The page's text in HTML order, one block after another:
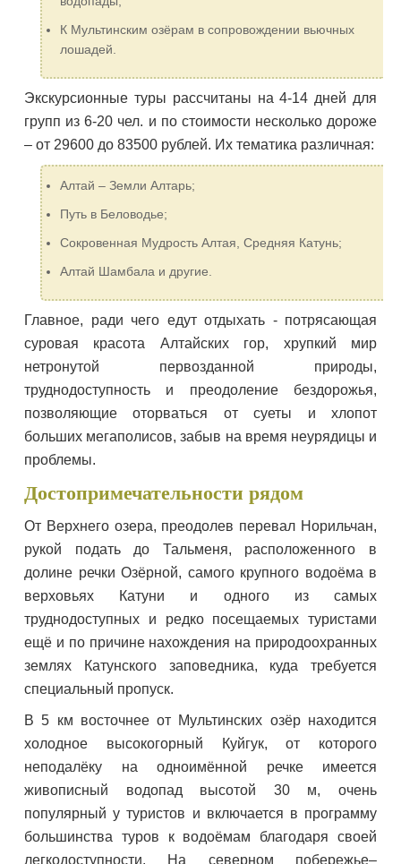
К Мультинским озёрам в сопровождении вьючных
лошадей.
Экскурсионные туры рассчитаны на 4-14 дней для
групп из 6-20 чел. и по стоимости несколько дороже
– от 29600 до 83500 рублей. Их тематика различная:
Алтай – Земли Алтарь;
Путь в Беловодье;
Сокровенная Мудрость Алтая, Средняя Катунь;
Алтай Шамбала и другие.
Главное, ради чего едут отдыхать - потрясающая
суровая красота Алтайских гор, хрупкий мир
нетронутой первозданной природы,
труднодоступность и преодоление бездорожья,
позволяющие оторваться от суеты и хлопот
больших мегаполисов, забыв на время неурядицы и
проблемы.
Достопримечательности рядом
От Верхнего озера, преодолев перевал Норильчан,
рукой подать до Тальменя, расположенного в
долине речки Озёрной, самого крупного водоёма в
верховьях Катуни и одного из самых
труднодоступных и редко посещаемых туристами
ещё и по причине нахождения на природоохранных
землях Катунского заповедника, куда требуется
специальный пропуск.
В 5 км восточнее от Мультинских озёр находится
холодное высокогорный Куйгук, от которого
неподалёку на одноимённой речке имеется
живописный водопад высотой 30 м, очень
популярный у туристов и включается в программу
большинства туров к водоёмам благодаря своей
легкодоступности. На северном побережье–